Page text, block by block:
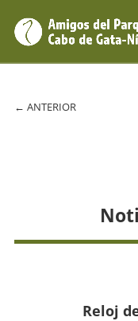
← ANTERIOR
Reloj